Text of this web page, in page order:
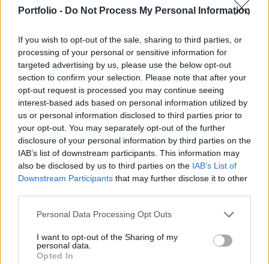
Portfolio - Do Not Process My Personal Information
If you wish to opt-out of the sale, sharing to third parties, or
processing of your personal or sensitive information for
targeted advertising by us, please use the below opt-out
section to confirm your selection. Please note that after your
opt-out request is processed you may continue seeing
interest-based ads based on personal information utilized by
us or personal information disclosed to third parties prior to
your opt-out. You may separately opt-out of the further
disclosure of your personal information by third parties on the
IAB’s list of downstream participants. This information may
also be disclosed by us to third parties on the IAB’s List of
Downstream Participants that may further disclose it to other
Personal Data Processing Opt Outs
I want to opt-out of the Sharing of my
personal data.
Opted In
azt mutatta meg, hogy a Tiszán belül a Magyar
A politológus úgy látja, hogy tartalmi szempontból Vitézy
Dávid mondanivalója nem tért el érdemben Magyar Péter
korábbi kritikáitól, hiszen a Fidesz korrupcióját nevezte a
legfontosabb problémának. A különbséget azonban
elsősorban az előadásmódban látta. Török Gábor szerint
Vitézy Dávid higgadt, tényszerű és érvelő megszólalása
egy másik kommunikációs megközelítést...
KEDVES OLVASÓNK!
tartozik, melynek olvasása előfizetéses
regisztrációhoz kötött.
Az előfizetés a következőket tartalmazza: